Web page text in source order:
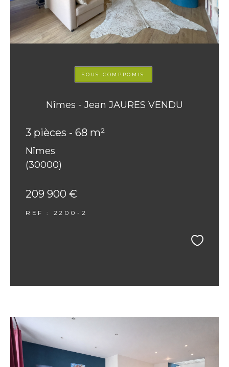
SOUS-COMPROMIS
Nîmes - Jean JAURES VENDU
3 pièces - 68 m²
Nîmes
(30000)
209 900 €
REF : 2200-2